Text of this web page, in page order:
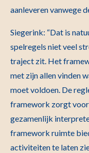
aanleveren vanwege
Siegerink: “Dat is
spelregels niet veel
traject zit. Het
met zijn allen vinden
moet voldoen. De
framework zorgt
gezamenlijk
framework ruimte
activiteiten te laten